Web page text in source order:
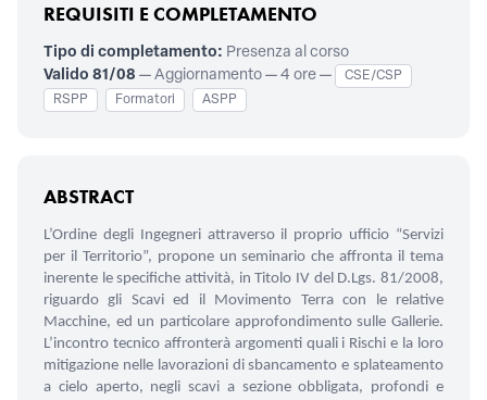
REQUISITI E COMPLETAMENTO
Tipo di completamento: Presenza al corso
Valido 81/08 — Aggiornamento — 4 ore —
CSE/CSP
RSPP
Formatori ASPP
ABSTRACT
L’Ordine degli Ingegneri attraverso il proprio ufficio “Servizi
per il Territorio”, propone un seminario che affronta il tema
inerente le specifiche attività, in Titolo IV del D.Lgs. 81/2008,
riguardo gli Scavi ed il Movimento Terra con le relative
Macchine, ed un particolare approfondimento sulle Gallerie.
L’incontro tecnico affronterà argomenti quali i Rischi e la loro
mitigazione nelle lavorazioni di sbancamento e splateamento
a cielo aperto, negli scavi a sezione obbligata, profondi e